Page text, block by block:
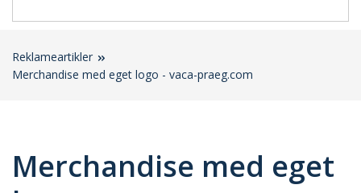
Reklameartikler
Merchandise med eget logo - vaca-praeg.com
Merchandise med eget